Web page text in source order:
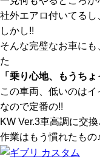
社外エアロ付いてるし
しかし!!
そんな完璧なお車に
た
「乗り心地、もうち
この車両、低いのは
なので定番の!!
KW Ver.3車高調に交
作業はもう慣れたもの